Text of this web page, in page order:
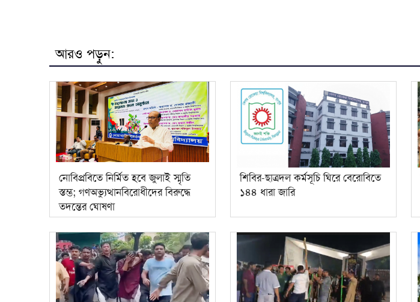
আরও পড়ুন:
নোবিপ্রবিতে নির্মিত হবে জুলাই স্মৃতি
স্তম্ভ; গণঅভ্যুত্থানবিরোধীদের বিরুদ্ধে
তদন্তের ঘোষণা
শিবির-ছাত্রদল কর্মসূচি ঘিরে বেরোবিতে
১৪৪ ধারা জারি